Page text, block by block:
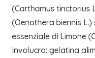
(Carthamus tinctorius
(Oenothera biennis L.)
essenziale di Limone
Involucro: gelatina